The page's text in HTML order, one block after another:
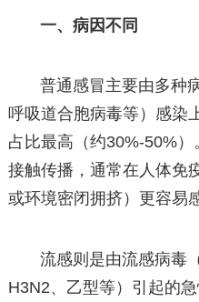
一、病因不同
普通感冒主要由多种
呼吸道合胞病毒等）感染
占比最高（约30%-50%
接触传播，通常在人体免
或环境密闭拥挤）更容易
流感则是由流感病毒
H3N2、乙型等）引起的